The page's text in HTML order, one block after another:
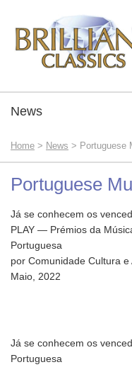
News
Home > News > Portuguese
Portuguese
Já se conhecem os
PLAY — Prémios da
Portuguesa
por Comunidade Cultura e
Maio, 2022
Já se conhecem os
Portuguesa